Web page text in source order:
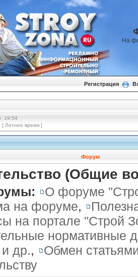
На
Регистрация
19:54
[ Летнее время ]
Форум
(Общие
О форуме
на форуме,
на портале "Строй
нормативные
др.,
Обмен